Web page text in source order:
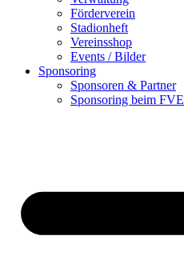
Förderverein
Stadionheft
Vereinsshop
Events / Bilder
Sponsoring
Sponsoren & Partner
Sponsoring beim FVE